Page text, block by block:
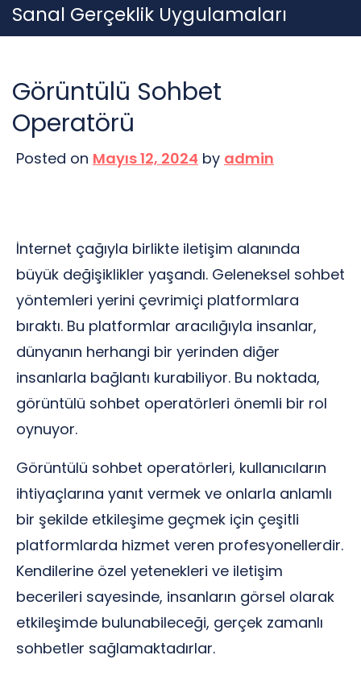
Skip
to
Sanal Gerçeklik Uygulamaları
Görüntülü Sohbet
Operatörü
Posted on Mayıs 12, 2024 by admin
İnternet çağıyla birlikte iletişim alanında
büyük değişiklikler yaşandı. Geleneksel sohbet
yöntemleri yerini çevrimiçi platformlara
bıraktı. Bu platformlar aracılığıyla insanlar,
dünyanın herhangi bir yerinden diğer
insanlarla bağlantı kurabiliyor. Bu noktada,
görüntülü sohbet operatörleri önemli bir rol
oynuyor.
Görüntülü sohbet operatörleri, kullanıcıların
ihtiyaçlarına yanıt vermek ve onlarla anlamlı
bir şekilde etkileşime geçmek için çeşitli
platformlarda hizmet veren profesyonellerdir.
Kendilerine özel yetenekleri ve iletişim
becerileri sayesinde, insanların görsel olarak
etkileşimde bulunabileceği, gerçek zamanlı
sohbetler sağlamaktadırlar.